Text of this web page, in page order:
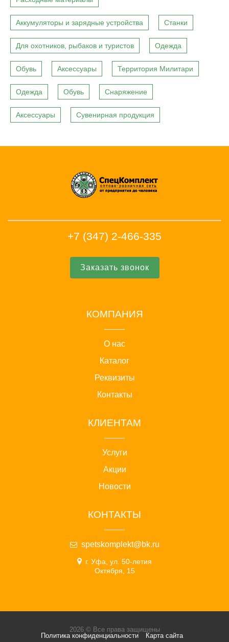
Аккумуляторы и зарядные устройства Станки
Для охотников, рыбаков и туристов Одежда
Обувь Аксессуары Территория Милитари
Одежда Обувь Снаряжение
Аксессуары Сувенирная продукция
+7 (347) 2-466-335
Заказать звонок
КОМПАНИЯ
О нас
Каталог
Реквизиты
Контакты
КЛИЕНТАМ
Услуги
Акции
Новости
КОНТАКТЫ
spetskomplekt@bk.ru
г. Уфа, ул. 50-летия
Октября, 15
2026 © Все права защищены
Политика конфиденциальности
Карта сайта